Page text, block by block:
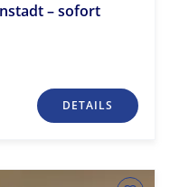
– sofort
DETAILS